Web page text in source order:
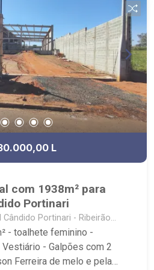
L
com 1938m² para
Portinari
Cândido Portinari - Ribeirão
- toalhete feminino -
Ferreira de melo e pela